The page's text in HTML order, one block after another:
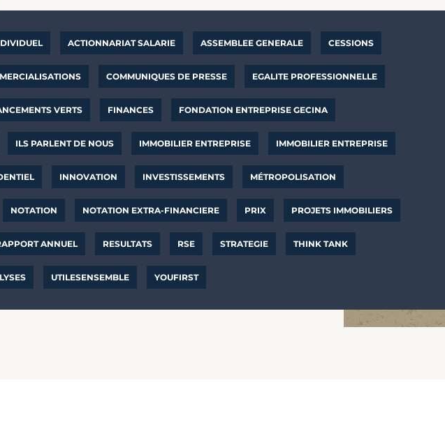
ACTIONNARIAT SALARIE ASSEMBLEE GENERALE CESSIONS
COMMUNIQUES DE PRESSE EGALITE PROFESSIONNELLE
VERTS FINANCES FONDATION ENTREPRISE GECINA
ILS PARLENT DE NOUS IMMOBILIER ENTREPRISE IMMOBILIER ENTREPRISE
INNOVATION INVESTISSEMENTS MÉTROPOLISATION
NOTATION NOTATION EXTRA-FINANCIERE PRIX PROJETS IMMOBILIERS
ANNUEL RESULTATS RSE STRATEGIE THINK TANK
UTILESENSEMBLE YOUFIRST